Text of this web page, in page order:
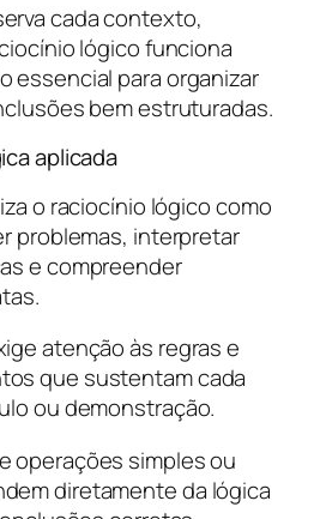
cada contexto,
lógico funciona
essencial para organizar
bem estruturadas.
aplicada
o raciocínio lógico como
problemas, interpretar
e compreender
atenção às regras e
que sustentam cada
ou demonstração.
operações simples ou
diretamente da lógica